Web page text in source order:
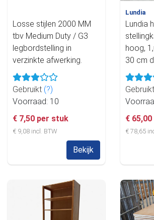
Losse stijlen 2000 MM
tbv Medium Duty / G3
legbordstelling in
verzinkte afwerking.
Gebruikt (?)
Voorraad: 10
€ 7,50 per stuk
€ 9,08 incl. BTW
Bekijk
Lundia
Lundia
hoog,
30 cm
Gebruikt
€
€ 78,65